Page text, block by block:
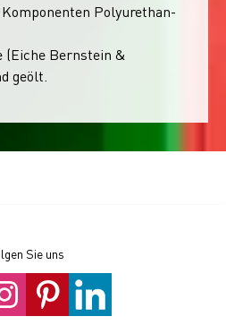
Polyurethan-
(Eiche Bernstein &
geölt.
Sie uns